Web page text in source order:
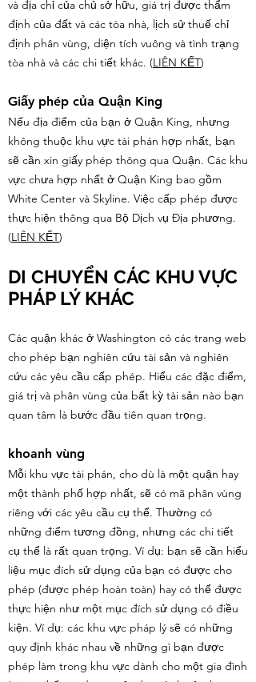
và địa chỉ của chủ sở hữu, giá trị được thẩm
định của đất và các tòa nhà, lịch sử thuế chỉ
định phân vùng, diện tích vuông và tình trạng
tòa nhà và các chi tiết khác. (LIÊN KẾT)
Giấy phép của Quận King
Nếu địa điểm của bạn ở Quận King, nhưng
không thuộc khu vực tài phán hợp nhất, bạn
sẽ cần xin giấy phép thông qua Quận. Các khu
vực chưa hợp nhất ở Quận King bao gồm
White Center và Skyline. Việc cấp phép được
thực hiện thông qua Bộ Dịch vụ Địa phương.
(LIÊN KẾT)
DI CHUYỂN CÁC KHU VỰC
PHÁP LÝ KHÁC
Các quận khác ở Washington có các trang web
cho phép bạn nghiên cứu tài sản và nghiên
cứu các yêu cầu cấp phép. Hiểu các đặc điểm,
giá trị và phân vùng của bất kỳ tài sản nào bạn
quan tâm là bước đầu tiên quan trọng.
khoanh vùng
Mỗi khu vực tài phán, cho dù là một quận hay
một thành phố hợp nhất, sẽ có mã phân vùng
riêng với các yêu cầu cụ thể. Thường có
những điểm tương đồng, nhưng các chi tiết
cụ thể là rất quan trọng. Ví dụ: bạn sẽ cần hiểu
liệu mục đích sử dụng của bạn có được cho
phép (được phép hoàn toàn) hay có thể được
thực hiện như một mục đích sử dụng có điều
kiện. Ví dụ: các khu vực pháp lý sẽ có những
quy định khác nhau về những gì bạn được
phép làm trong khu vực dành cho một gia đình